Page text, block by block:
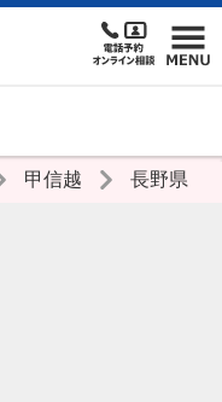
甲信越 長野県